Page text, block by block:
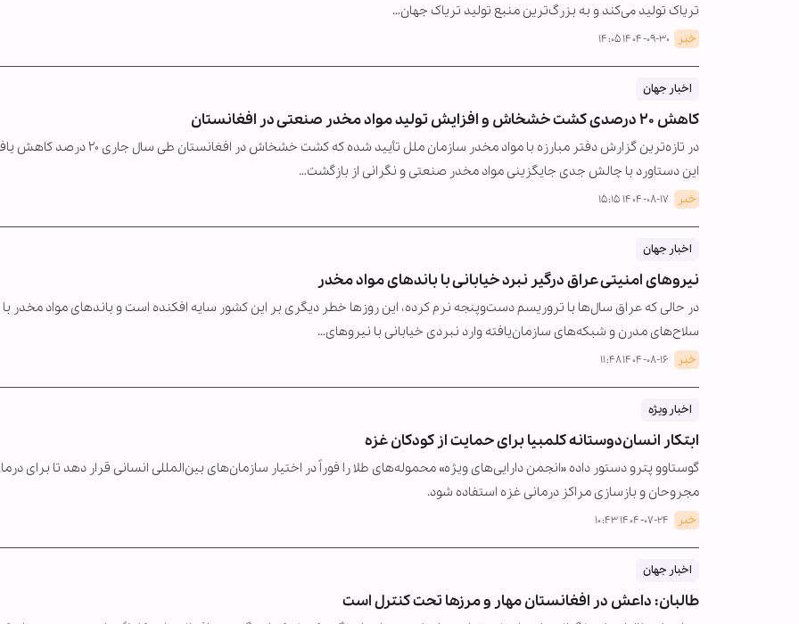
تریاک تولید می‌کند و به بزرگ‌ترین منبع تولید تریاک جهان…
خبر ۱۴۰۴-۰۹-۳۰ ۱۴:۰۵
اخبار جهان
کاهش ۲۰ درصدی کشت خشخاش و افزایش تولید مواد مخدر صنعتی در افغانستان
در تازه‌ترین گزارش دفتر مبارزه با مواد مخدر سازمان ملل تأیید شده که کشت خشخاش در
این دستاورد با چالش جدی جایگزینی مواد مخدر صنعتی و نگرانی از بازگشت…
خبر ۱۴۰۴-۰۸-۱۷ ۱۵:۱۵
اخبار جهان
نیروهای امنیتی عراق درگیر نبرد خیابانی با باندهای مواد مخدر
در حالی که عراق سال‌ها با تروریسم دست‌وپنجه نرم کرده، این روزها خطر دیگری بر این کشور سایه افکنده است و باندهای مواد مخدر با
سلاح‌های مدرن و شبکه‌های سازمان‌یافته وارد نبردی خیابانی با نیروهای…
خبر ۱۴۰۴-۰۸-۱۶ ۱۱:۴۸
اخبار ویژه
ابتکار انسان‌دوستانه کلمبیا برای حمایت از کودکان غزه
گوستاوو پترو دستور داده «انجمن دارایی‌های ویژه» محموله‌های طلا را فوراً در اختیار سازمان‌های بین‌المللی انسانی قرار دهد تا برای
مجروحان و بازسازی مراکز درمانی غزه استفاده شود.
خبر ۱۴۰۴-۰۷-۲۴ ۱۰:۴۳
اخبار جهان
طالبان: داعش در افغانستان مهار و مرزها تحت کنترل است